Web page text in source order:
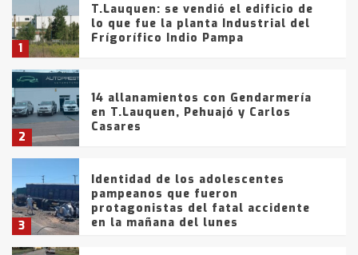
1
T.Lauquen: se vendió el edificio de
lo que fue la planta Industrial del
Frígorífico Indio Pampa
2
14 allanamientos con Gendarmería
en T.Lauquen, Pehuajó y Carlos
Casares
3
Identidad de los adolescentes
pampeanos que fueron
protagonistas del fatal accidente
en la mañana del lunes